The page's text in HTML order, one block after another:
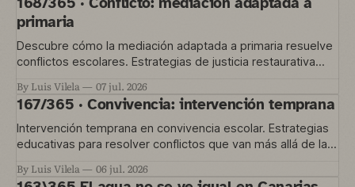
primaria
Descubre cómo la mediación adaptada a primaria resuelve
conflictos escolares. Estrategias de justicia restaurativa
By Luis Vilela 07 jul. 2026
167/365 · Convivencia: intervención temprana
Intervención temprana en convivencia escolar. Estrategias
educativas para resolver conflictos que van más allá de las
By Luis Vilela 06 jul. 2026